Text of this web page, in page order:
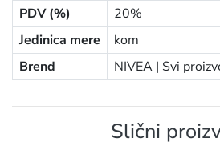
PDV (%)
20%
Jedinica mere
kom
Brend
NIVEA | Svi
Slični